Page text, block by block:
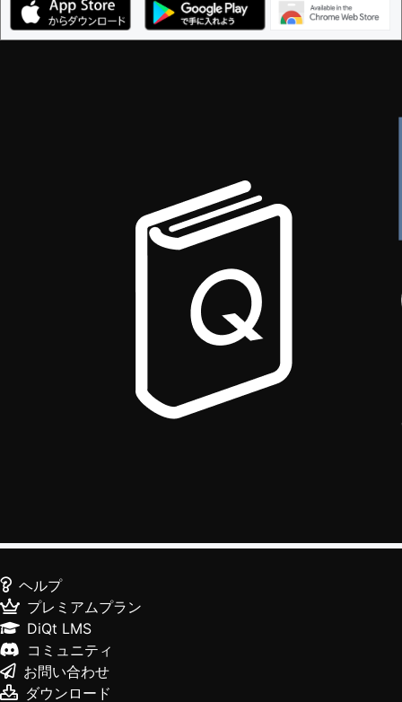
ヘルプ
プレミアムプラン
DiQt LMS
コミュニティ
お問い合わせ
ダウンロード